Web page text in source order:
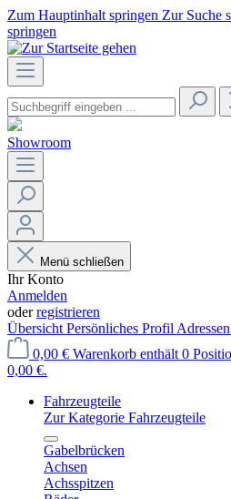
Zum Hauptinhalt springen Zur Suche
springen
Showroom
Menü schließen
Ihr Konto
Anmelden
oderregistrieren
Übersicht Persönliches Profil Adressen
0,00 € Warenkorb enthält 0
0,00 €.
Fahrzeugteile
Zur Kategorie Fahrzeugteile
Gabelbrücken
Achsen
Achsspitzen